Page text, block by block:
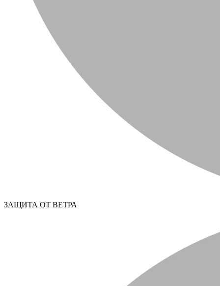
ЗАЩИТА ОТ ВЕТРА